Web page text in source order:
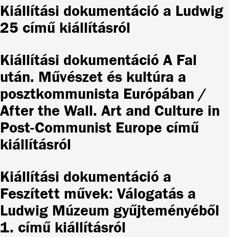
Kiállítási dokumentáció a Ludwig
25 című kiállításról
Kiállítási dokumentáció A Fal
után. Művészet és kultúra a
posztkommunista Európában /
After the Wall. Art and Culture in
Post-Communist Europe című
kiállításról
Kiállítási dokumentáció a
Feszített művek: Válogatás a
Ludwig Múzeum gyűjteményéből
1. című kiállításról